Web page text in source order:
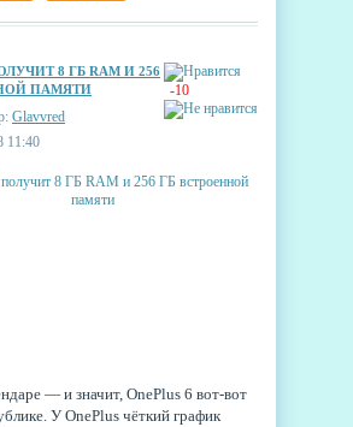
-10
8 ГБ RAM И 256
ПАМЯТИ
Glavvred
11:40
— и значит, OnePlus 6 вот-вот
У OnePlus чёткий график